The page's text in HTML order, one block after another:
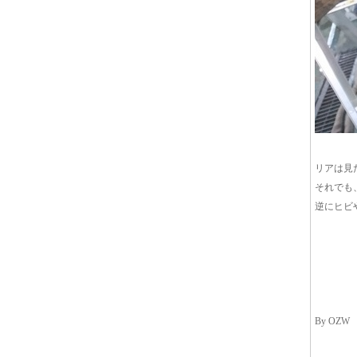
リアは
それでも
逆にヒビ
By OZW